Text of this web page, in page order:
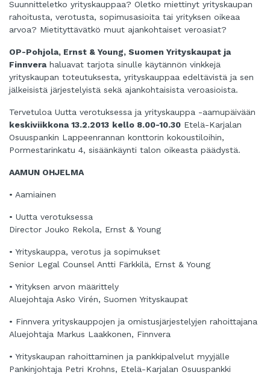
Suunnitteletko yrityskauppaa? Oletko miettinyt yrityskaupan
rahoitusta, verotusta, sopimusasioita tai yrityksen oikeaa
arvoa? Mietityttävätkö muut ajankohtaiset veroasiat?
OP-Pohjola, Ernst & Young, Suomen Yrityskaupat ja
Finnverahaluavat tarjota sinulle käytännön vinkkejä
yrityskaupan toteutuksesta, yrityskauppaa edeltävistä ja sen
jälkeisistä järjestelyistä sekä ajankohtaisista veroasioista.
Tervetuloa Uutta verotuksessa ja yrityskauppa -aamupäivään
keskiviikkona 13.2.2013 kello 8.00-10.30 Etelä-Karjalan
Osuuspankin Lappeenrannan konttorin kokoustiloihin,
Pormestarinkatu 4, sisäänkäynti talon oikeasta päädystä.
AAMUN OHJELMA
• Aamiainen
• Uutta verotuksessa
Director Jouko Rekola, Ernst & Young
• Yrityskauppa, verotus ja sopimukset
Senior Legal Counsel Antti Färkkilä, Ernst & Young
• Yrityksen arvon määrittely
Aluejohtaja Asko Virén, Suomen Yrityskaupat
• Finnvera yrityskauppojen ja omistusjärjestelyjen rahoittajana
Aluejohtaja Markus Laakkonen, Finnvera
• Yrityskaupan rahoittaminen ja pankkipalvelut myyjälle
Pankinjohtaja Petri Krohns, Etelä-Karjalan Osuuspankki